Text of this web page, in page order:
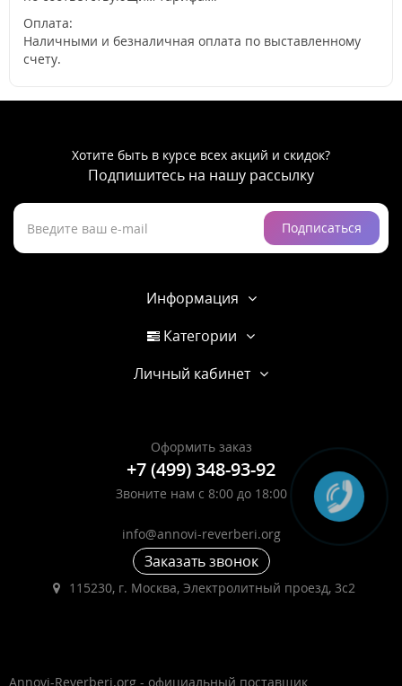
Оплата:
Наличными и безналичная оплата по выставленному
счету.
Хотите быть в курсе всех акций и скидок?
Подпишитесь на нашу рассылку
Подписаться
Информация
Категории
Личный кабинет
Оформить заказ
+7 (499) 348-93-92
Звоните нам с 8:00 до 18:00
info@annovi-reverberi.org
Заказать звонок
115230, г. Москва, Электролитный проезд, 3с2
Annovi-Reverberi.org - официальный поставщик